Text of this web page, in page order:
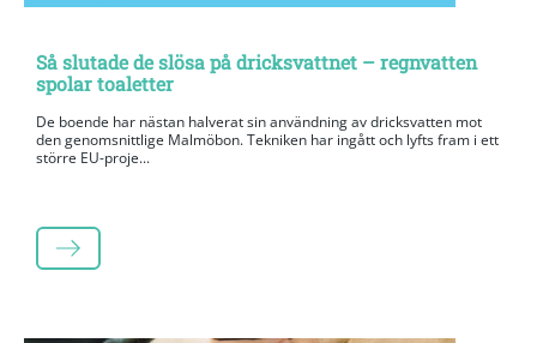
Så slutade de slösa på dricksvattnet – regnvatten
spolar toaletter
De boende har nästan halverat sin användning av dricksvatten mot
den genomsnittlige Malmöbon. Tekniken har ingått och lyfts fram i ett
större EU-proje...
LÄS MER